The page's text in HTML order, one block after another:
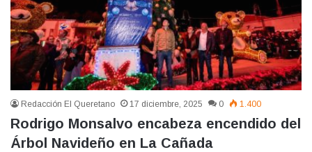
Redacción El Queretano 17 diciembre, 2025 0 1.400
Rodrigo Monsalvo encabeza encendido del
Árbol Navideño en La Cañada